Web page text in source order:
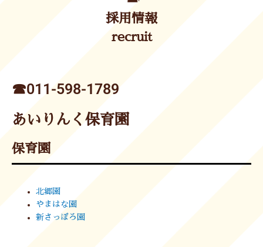
採用情報
recruit
☎︎011-598-1789
あいりんく保育園
保育園
北郷園
やまはな園
新さっぽろ園